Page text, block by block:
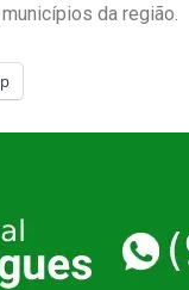
da região.